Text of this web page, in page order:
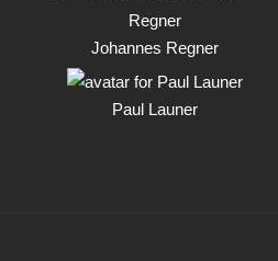
Johannes Regner
Paul Launer